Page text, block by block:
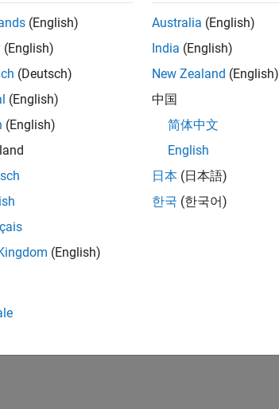
(English)
(English)
(Deutsch)
(English)
(English)
(English)
Australia (English)
India (English)
New Zealand (English)
中国
简体中文
English
日本 (日本語)
한국 (한국어)